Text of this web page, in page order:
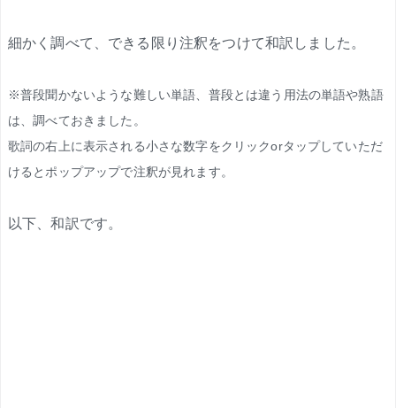
細かく調べて、できる限り注釈をつけて和訳しました。
※普段聞かないような難しい単語、普段とは違う用法の単語や熟語
は、調べておきました。
歌詞の右上に表示される小さな数字をクリックorタップしていただ
けるとポップアップで注釈が見れます。
以下、和訳です。